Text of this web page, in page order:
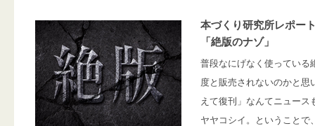
本づくり研究所レポー
「絶版のナゾ」
普段なにげなく使っている
度と販売されないのかと思
えて復刊」なんてニュース
ヤヤコシイ。ということで